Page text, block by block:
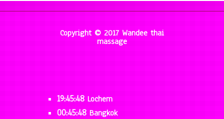
Copyright © 2017 Wandee thai
massage
19:45:49Lochem
00:45:49Bangkok